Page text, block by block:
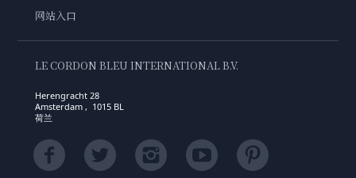
网站入口
LE CORDON BLEU INTERNATIONAL B.V.
Herengracht 28
Amsterdam , 1015 BL
荷兰